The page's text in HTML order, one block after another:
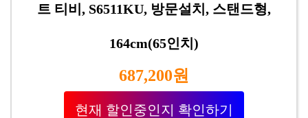
트 티비, S6511KU, 방문설치, 스탠드형,
164cm(65인치)
687,200원
현재 할인중인지 확인하기